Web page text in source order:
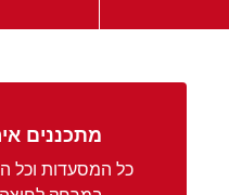
מתכננים
כל המסעדות וכל